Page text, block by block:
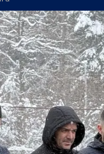
резултат утре,
Левски: Кайрат